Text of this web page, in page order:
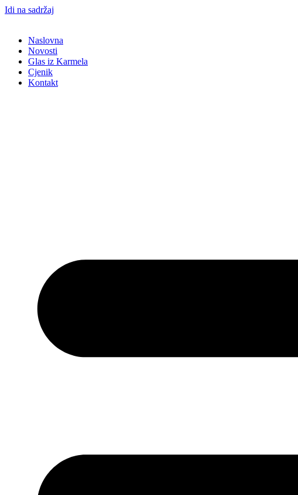
Idi na sadržaj
Naslovna
Novosti
Glas iz Karmela
Cjenik
Kontakt